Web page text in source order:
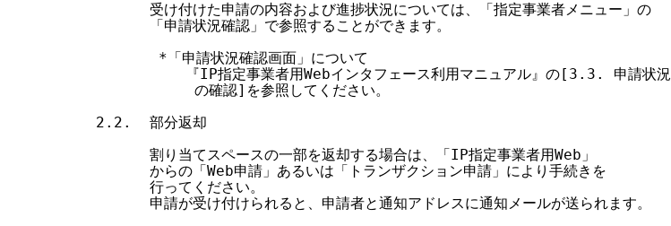
        受け付けた申請の内容および進捗状況については、「指定事業者メニュー」の
        「申請状況確認」で参照することができます。
         *「申請状況確認画面」について
            『IP指定事業者用Webインタフェース利用マニュアル』の[3.3. 申請状況
             の確認]を参照してください。
  2.2.  部分返却
        割り当てスペースの一部を返却する場合は、「IP指定事業者用Web」
        からの「Web申請」あるいは「トランザクション申請」により手続きを
        行ってください。
        申請が受け付けられると、申請者と通知アドレスに通知メールが送られます。